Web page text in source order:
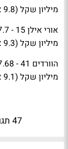
מיליון שקל (9.8 אלף שקל למ"ר)
מיליון שקל (9.3 אלף שקל למ"ר)
מיליון שקל (9.1 אלף שקל למ"ר)
47 תגובות